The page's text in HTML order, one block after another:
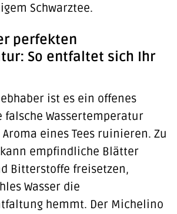
Schwarztee.
perfekten
So entfaltet sich Ihr
ist es ein offenes
falsche Wassertemperatur
eines Tees ruinieren. Zu
kann empfindliche Blätter
Bitterstoffe freisetzen,
Wasser die
hemmt. Der Michelino